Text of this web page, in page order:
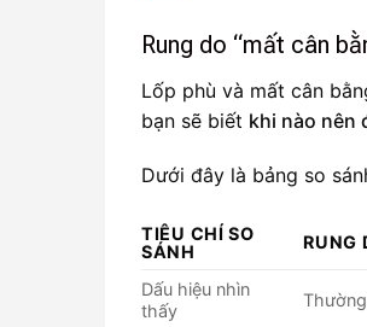
Rung do “mất cân
Lốp phù và mất cân
bạn sẽ biết khi nào nên
Dưới đây là bảng so
TIÊU CHÍ SO
SÁNH
RUNG
Dấu hiệu nhìn
thấy
Thường